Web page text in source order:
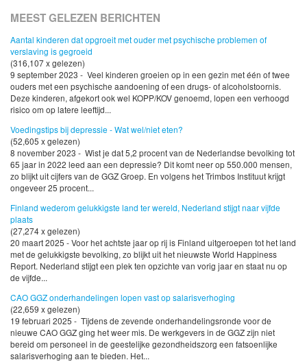
MEEST GELEZEN BERICHTEN
Aantal kinderen dat opgroeit met ouder met psychische problemen of
verslaving is gegroeid
(316,107 x gelezen)
9 september 2023 - Veel kinderen groeien op in een gezin met één of twee
ouders met een psychische aandoening of een drugs- of alcoholstoornis.
Deze kinderen, afgekort ook wel KOPP/KOV genoemd, lopen een verhoogd
risico om op latere leeftijd...
Voedingstips bij depressie - Wat wel/niet eten?
(52,605 x gelezen)
8 november 2023 - Wist je dat 5,2 procent van de Nederlandse bevolking tot
65 jaar in 2022 leed aan een depressie? Dit komt neer op 550.000 mensen,
zo blijkt uit cijfers van de GGZ Groep. En volgens het Trimbos Instituut krijgt
ongeveer 25 procent...
Finland wederom gelukkigste land ter wereld, Nederland stijgt naar vijfde
plaats
(27,274 x gelezen)
20 maart 2025 - Voor het achtste jaar op rij is Finland uitgeroepen tot het land
met de gelukkigste bevolking, zo blijkt uit het nieuwste World Happiness
Report. Nederland stijgt een plek ten opzichte van vorig jaar en staat nu op
de vijfde...
CAO GGZ onderhandelingen lopen vast op salarisverhoging
(22,659 x gelezen)
19 februari 2025 - Tijdens de zevende onderhandelingsronde voor de
nieuwe CAO GGZ ging het weer mis. De werkgevers in de GGZ zijn niet
bereid om personeel in de geestelijke gezondheidszorg een fatsoenlijke
salarisverhoging aan te bieden. Het...